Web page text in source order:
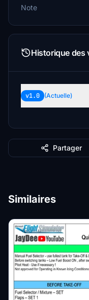
Note
Historique des
v1.0 (Actuelle)
Partager
Similaires